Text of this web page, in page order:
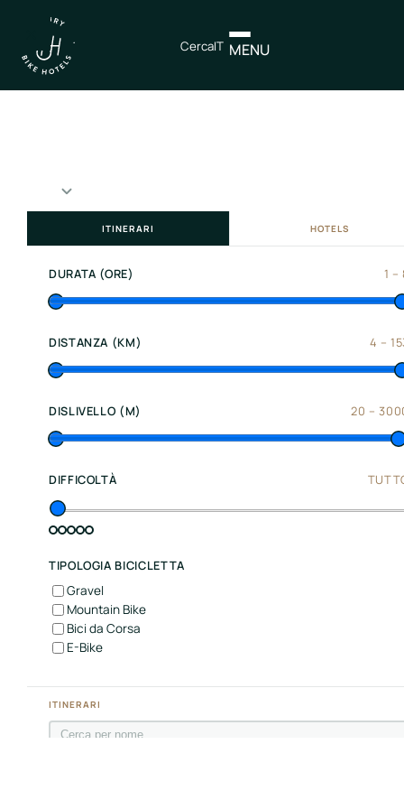
MENU
CercaIT
IT
EN
Nord
Italia
Centro
Italia
Sud
Italy
Center
Italy
Italy
Hotels
Unisciti
LBH
Login
ITINERARI HOTELS
DURATA (ORE) 1 –
DISTANZA (KM) 4 –
DISLIVELLO (M) 20 –
DIFFICOLTÀ
TIPOLOGIA BICICLETTA
Gravel
Mountain Bike
Bici da Corsa
E-Bike
ITINERARI